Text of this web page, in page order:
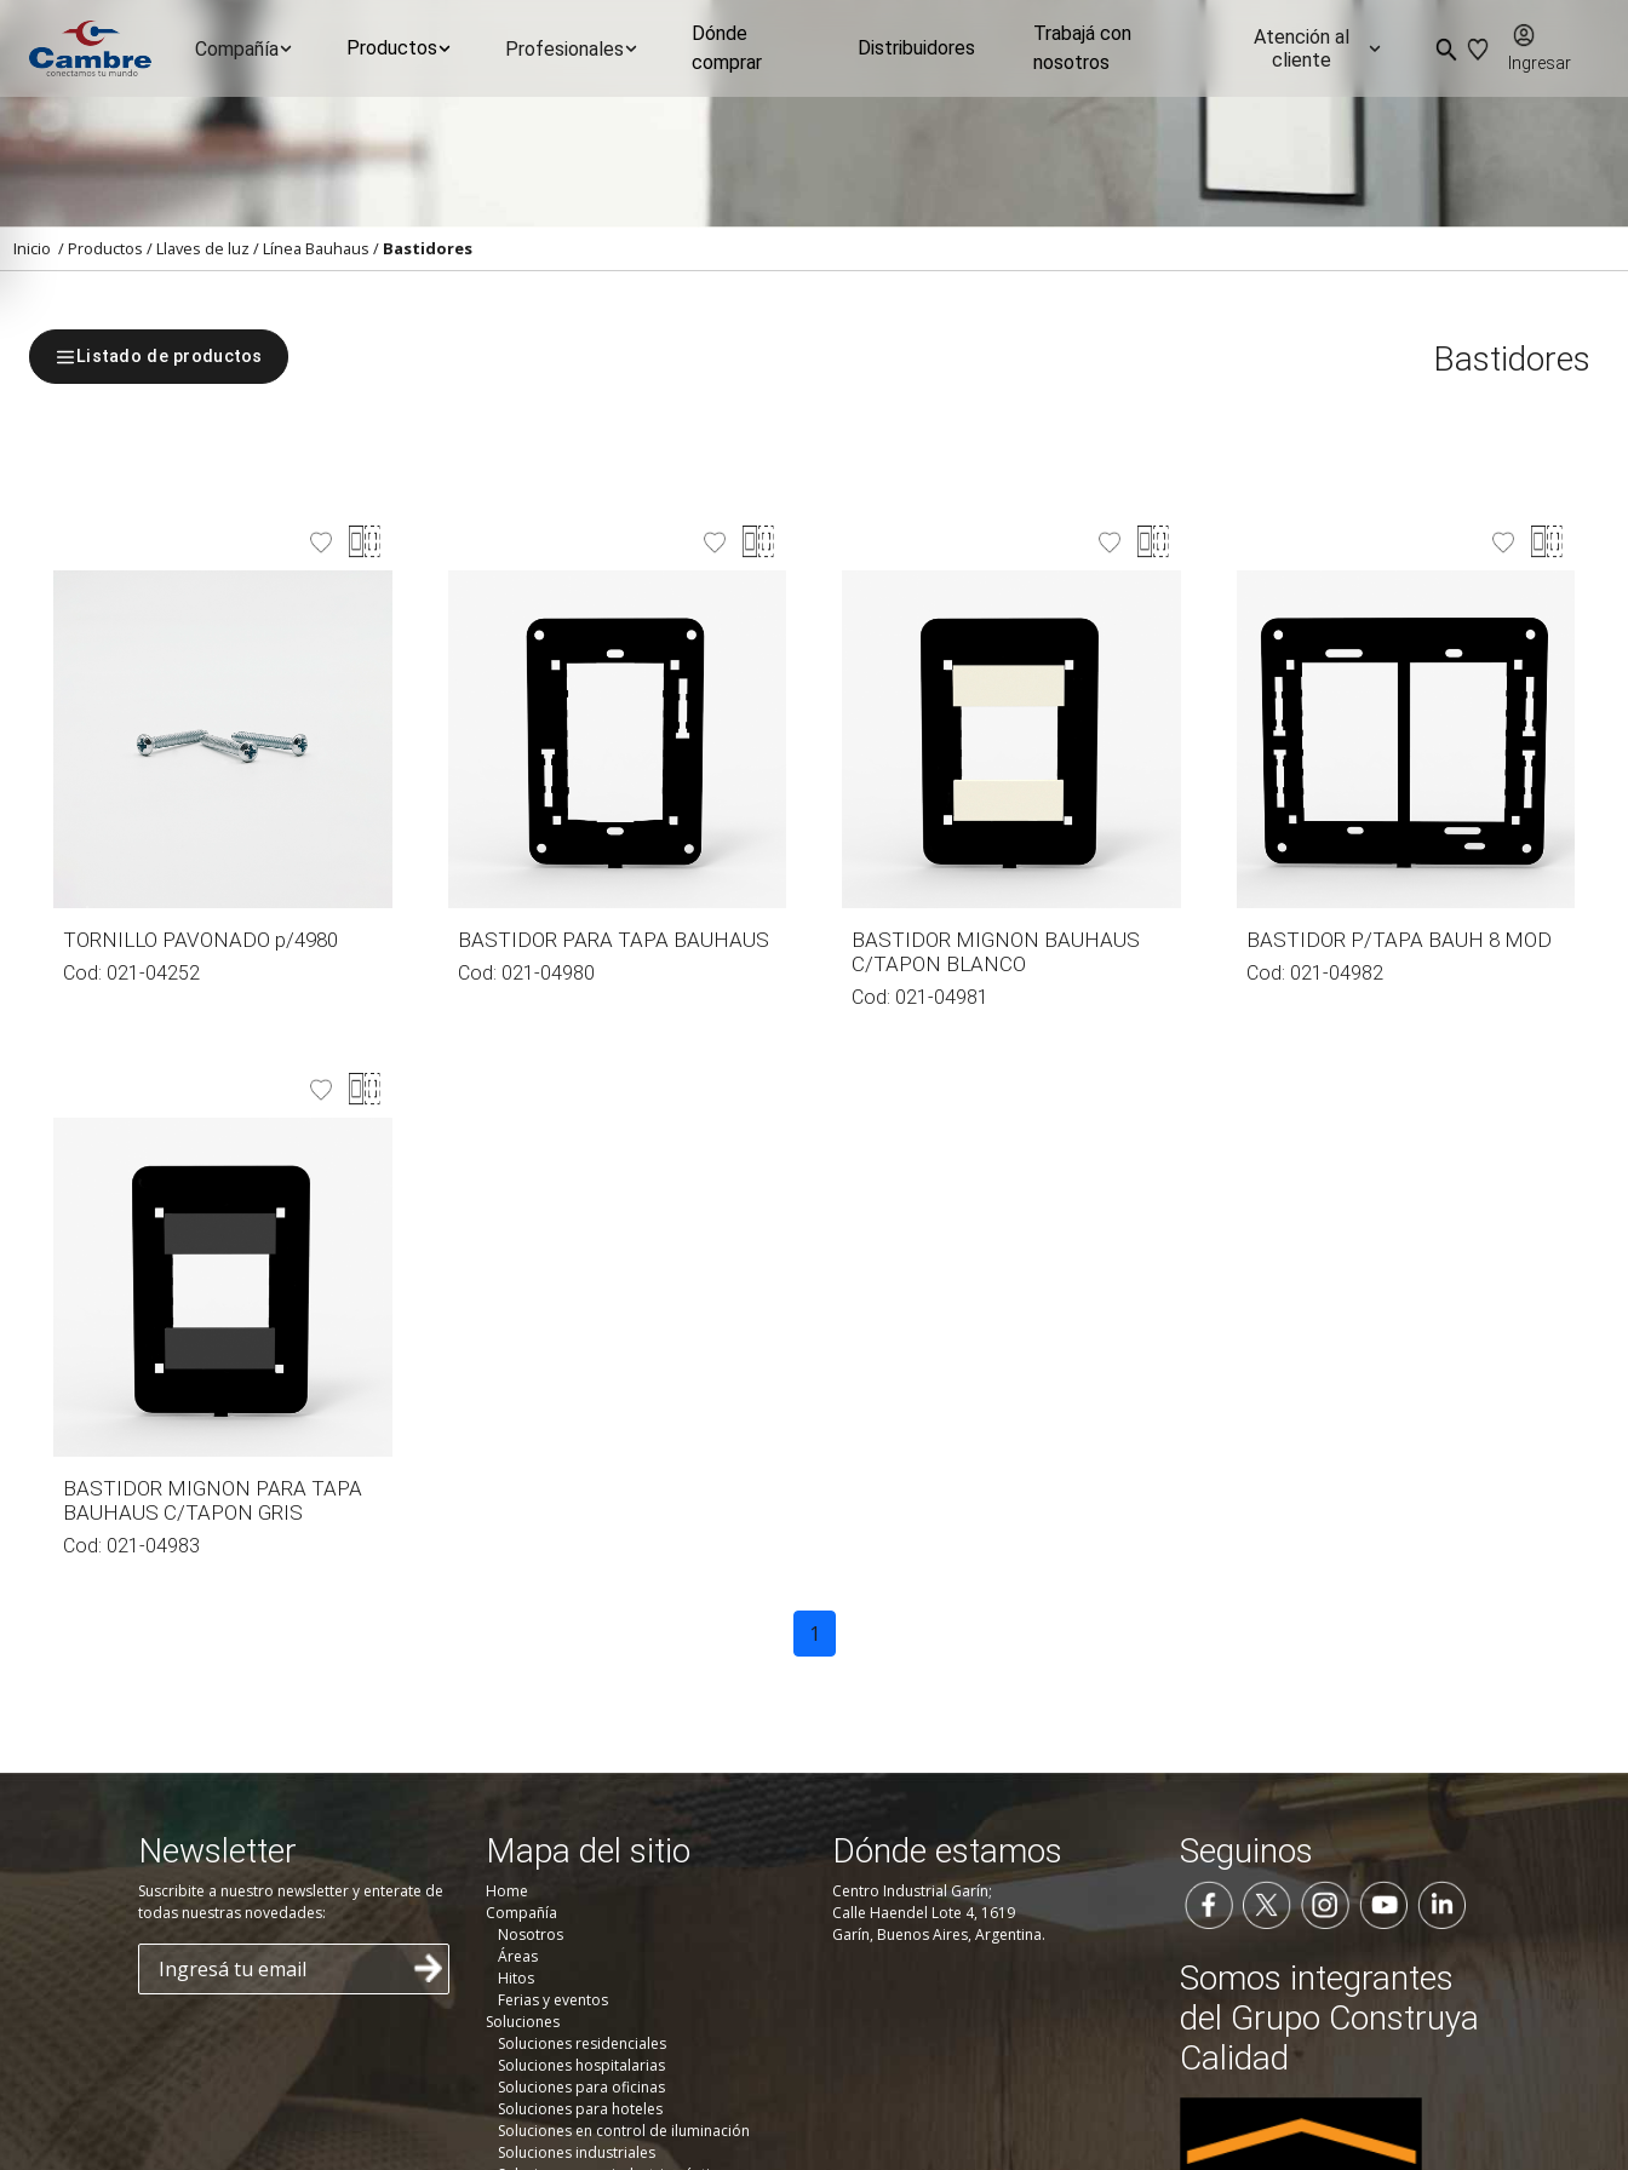
Compañía Productos Profesionales
Dónde
comprar
Distribuidores
Trabajá con
nosotros
Atención al
cliente
Ingresar
Inicio /Productos /Llaves de luz /Línea Bauhaus / Bastidores
Listado de productos Bastidores
TORNILLO PAVONADO p/4980
Cod: 021-04252
BASTIDOR PARA TAPA BAUHAUS
Cod: 021-04980
BASTIDOR MIGNON BAUHAUS
C/TAPON BLANCO
Cod: 021-04981
BASTIDOR P/TAPA BAUH 8 MOD
Cod: 021-04982
BASTIDOR MIGNON PARA TAPA
BAUHAUS C/TAPON GRIS
Cod: 021-04983
1
Newsletter
Suscribite a nuestro newsletter y enterate de
todas nuestras novedades:
Mapa del sitio
Home
Compañía
Nosotros
Áreas
Hitos
Ferias y eventos
Soluciones
Soluciones residenciales
Soluciones hospitalarias
Soluciones para oficinas
Soluciones para hoteles
Soluciones en control de iluminación
Soluciones industriales
Dónde estamos
Centro Industrial Garín;
Calle Haendel Lote 4, 1619
Garín, Buenos Aires, Argentina.
Seguinos
Somos integrantes
del Grupo Construya
Calidad